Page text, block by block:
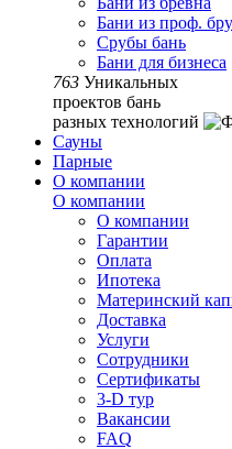
Бани из проф.
Срубы бань
Бани для бизнеса
763 Уникальных
проектов бань
разных технологий
Сауны
Парные
О компании
О компании
О компании
Гарантии
Оплата
Ипотека
Материнский
Доставка
Услуги
Сотрудники
Сертификаты
3-D тур
Вакансии
FAQ